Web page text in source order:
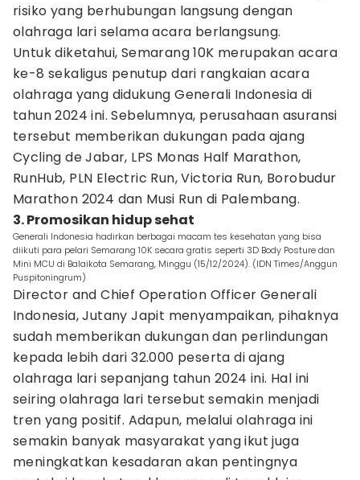
risiko yang berhubungan langsung dengan
olahraga lari selama acara berlangsung.
Untuk diketahui, Semarang 10K merupakan acara
ke-8 sekaligus penutup dari rangkaian acara
olahraga yang didukung Generali Indonesia di
tahun 2024 ini. Sebelumnya, perusahaan asuransi
tersebut memberikan dukungan pada ajang
Cycling de Jabar, LPS Monas Half Marathon,
RunHub, PLN Electric Run, Victoria Run, Borobudur
Marathon 2024 dan Musi Run di Palembang.
3. Promosikan hidup sehat
Generali Indonesia hadirkan berbagai macam tes kesehatan yang bisa
diikuti para pelari Semarang 10K secara gratis seperti 3D Body Posture dan
Mini MCU di Balaikota Semarang, Minggu (15/12/2024). (IDN Times/Anggun
Puspitoningrum)
Director and Chief Operation Officer Generali
Indonesia, Jutany Japit menyampaikan, pihaknya
sudah memberikan dukungan dan perlindungan
kepada lebih dari 32.000 peserta di ajang
olahraga lari sepanjang tahun 2024 ini. Hal ini
seiring olahraga lari tersebut semakin menjadi
tren yang positif. Adapun, melalui olahraga ini
semakin banyak masyarakat yang ikut juga
meningkatkan kesadaran akan pentingnya